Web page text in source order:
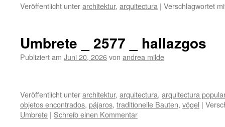
Veröffentlicht unterarchitektur, arquitectura | Verschlagwortet
Umbrete _ 2577 _ hallazgos
Publiziert am Juni 20, 2026von andrea milde
Veröffentlicht unterarchitektur, arquitectura, arquitectura popular
objetos encontrados, pájaros, traditionelle Bauten, vögel |
Umbrete | Schreib einen Kommentar